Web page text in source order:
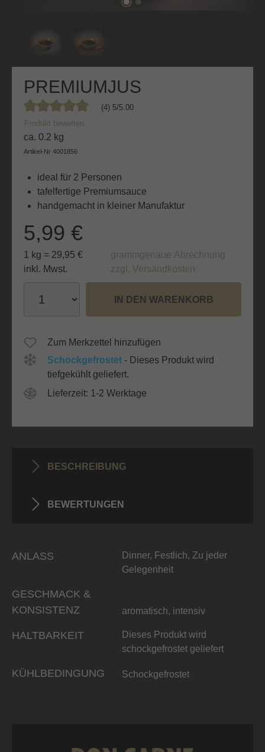
PREMIUMJUS
Durchschnittliche Bewertung von 5 von 5 Sternen
(4) 5/5.00
Produkt bewerten
ca. 0.2 kg
Artikel-Nr 4001856
ideal für 2 Personen
tafelfertige Premiumsauce
handgemacht in kleiner Manufaktur
5,99 €
1 kg = 29,95 €
grammgenaue Abrechnung
inkl. Mwst.
zzgl. Versandkosten
IN DEN WARENKORB
Zum Merkzettel hinzufügen
Schockgefrostet - Dieses Produkt wird
tiefgekühlt geliefert.
Lieferzeit: 1-2 Werktage
BESCHREIBUNG
BEWERTUNGEN
ANLASS
Dinner, Festlich, Zu jeder
Gelegenheit
GESCHMACK &
KONSISTENZ
aromatisch, intensiv
HALTBARKEIT
Dieses Produkt wird
schockgefrostet geliefert
KÜHLBEDINGUNG Schockgefrostet